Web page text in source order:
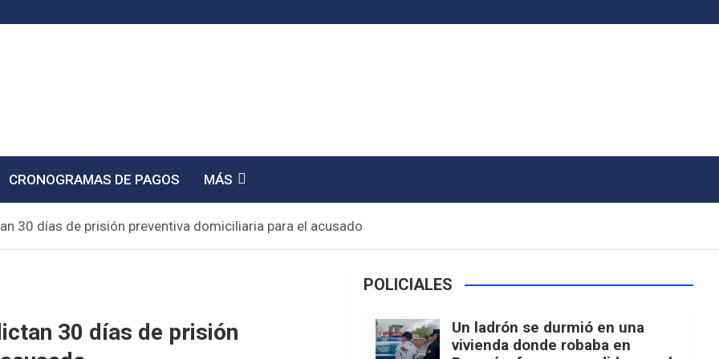
CRONOGRAMAS DE PAGOS MÁS
30 días de prisión preventiva domiciliaria para el acusado
30 días de prisión
POLICIALES
Un ladrón se durmió en una
vivienda donde robaba en